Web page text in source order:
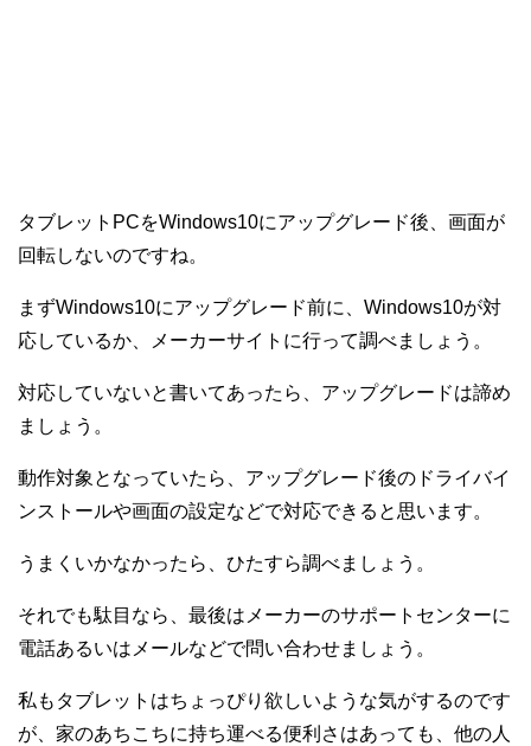
タブレットPCをWindows10にアップグレード後、画面が
回転しないのですね。
まずWindows10にアップグレード前に、Windows10が対
応しているか、メーカーサイトに行って調べましょう。
対応していないと書いてあったら、アップグレードは諦め
ましょう。
動作対象となっていたら、アップグレード後のドライバイ
ンストールや画面の設定などで対応できると思います。
うまくいかなかったら、ひたすら調べましょう。
それでも駄目なら、最後はメーカーのサポートセンターに
電話あるいはメールなどで問い合わせましょう。
私もタブレットはちょっぴり欲しいような気がするのです
が、家のあちこちに持ち運べる便利さはあっても、他の人